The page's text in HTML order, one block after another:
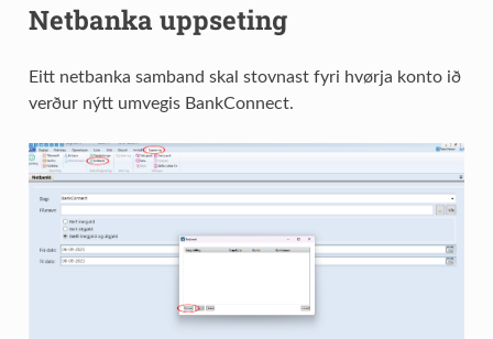
Netbanka uppseting
Eitt netbanka samband skal stovnast fyri hvørja konto ið
verður nýtt umvegis BankConnect.